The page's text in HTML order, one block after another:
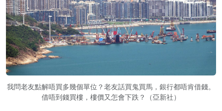
我問老友點解唔買多幾個單位？老友話買鬼買馬，銀行都唔肯借錢。
借唔到錢買樓，樓價又怎會下跌？（亞新社）